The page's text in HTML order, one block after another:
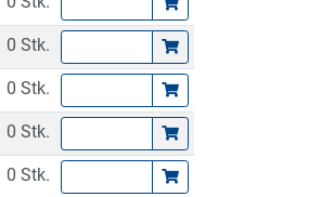
0 Stk.
0 Stk.
0 Stk.
0 Stk.